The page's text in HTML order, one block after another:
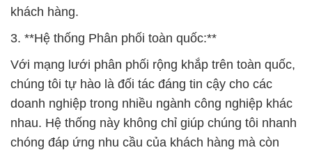
khách hàng.
3. **Hệ thống Phân phối toàn quốc:**
Với mạng lưới phân phối rộng khắp trên toàn quốc,
chúng tôi tự hào là đối tác đáng tin cậy cho các
doanh nghiệp trong nhiều ngành công nghiệp khác
nhau. Hệ thống này không chỉ giúp chúng tôi nhanh
chóng đáp ứng nhu cầu của khách hàng mà còn